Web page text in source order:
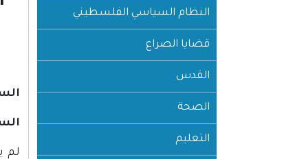
النظام السياسي الفلسطيني
قضايا الصراع
القدس
الصحة
التعليم